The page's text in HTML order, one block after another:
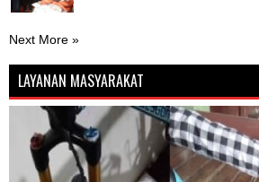
Next More »
LAYANAN MASYARAKAT